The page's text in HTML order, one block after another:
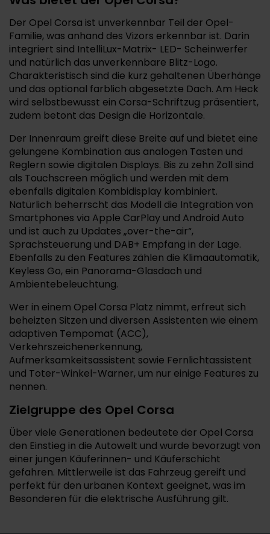
Der Opel Corsa ist unverkennbar Teil der Opel-
Familie, was anhand des Vizors erkennbar ist. Darin
integriert sind IntelliLux-Matrix- LED- Scheinwerfer
und natürlich das unverkennbare Blitz-Logo.
Charakteristisch sind die kurz gehaltenen Überhänge
und das optional farblich abgesetzte Dach. Am Heck
wird selbstbewusst ein Corsa-Schriftzug präsentiert,
zudem betont das Design die Horizontale.
Der Innenraum greift diese Breite auf und bietet eine
gelungene Kombination aus analogen Tasten und
Reglern sowie digitalen Displays. Bis zu zehn Zoll sind
als Touchscreen möglich und werden mit dem
ebenfalls digitalen Kombidisplay kombiniert.
Natürlich beherrscht das Modell die Integration von
Smartphones via Apple CarPlay und Android Auto
und ist auch zu Updates „over-the-air“,
Sprachsteuerung und DAB+ Empfang in der Lage.
Ebenfalls zu den Features zählen die Klimaautomatik,
Keyless Go, ein Panorama-Glasdach und
Ambientebeleuchtung.
Wer in einem Opel Corsa Platz nimmt, erfreut sich
beheizten Sitzen und diversen Assistenten wie einem
adaptiven Tempomat (ACC),
Verkehrszeichenerkennung,
Aufmerksamkeitsassistent sowie Fernlichtassistent
und Toter-Winkel-Warner, um nur einige Features zu
nennen.
Zielgruppe des Opel Corsa
Über viele Generationen bedeutete der Opel Corsa
den Einstieg in die Autowelt und wurde bevorzugt von
einer jungen Käuferinnen- und Käuferschicht
gefahren. Mittlerweile ist das Fahrzeug gereift und
perfekt für den urbanen Kontext geeignet, was im
Besonderen für die elektrische Ausführung gilt.